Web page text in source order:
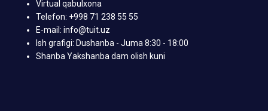
Virtual qabulxona
Telefon: +998 71 238 55 55
E-mail: info@tuit.uz
Ish grafigi: Dushanba - Juma 8:30 - 18:00
Shanba Yakshanba dam olish kuni